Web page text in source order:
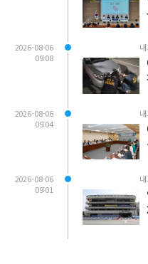
2026-08-06
09:08
2026-08-06
09:04
2026-08-06
09:01